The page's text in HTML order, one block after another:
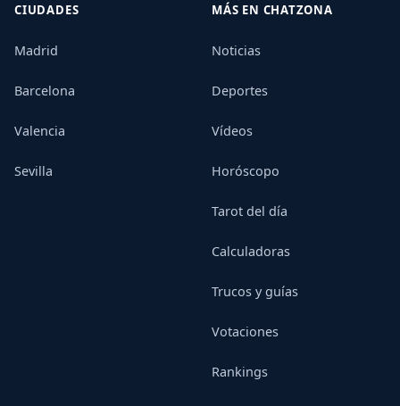
CIUDADES
Madrid
Barcelona
Valencia
Sevilla
MÁS EN CHATZONA
Noticias
Deportes
Vídeos
Horóscopo
Tarot del día
Calculadoras
Trucos y guías
Votaciones
Rankings